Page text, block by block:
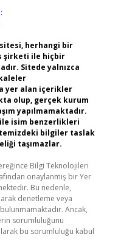
herhangi bir
şirketi ile hiçbir
Sitede yalnızca
yer alan içerikler
olup, gerçek kurum
yapılmamaktadır.
isim benzerlikleri
bilgiler taslak
taşımazlar.
Bilgi Teknolojileri
onaylanmış bir Yer
Bu nedenle,
denetleme veya
Ancak,
sorumluluğunu
bu sorumluluğu kabul